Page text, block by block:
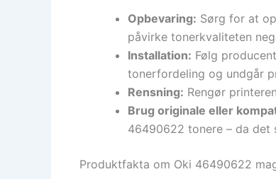
Opbevaring: Sørg for at
påvirke tonerkvaliteten
Installation: Følg
tonerfordeling og undgår
Rensning: Rengør
Brug originale eller
46490622 tonere – da
Produktfakta om Oki 46490622